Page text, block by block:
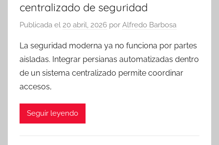
centralizado de seguridad
Publicada el 20 abril, 2026 por Alfredo Barbosa
La seguridad moderna ya no funciona por partes
aisladas. Integrar persianas automatizadas dentro
de un sistema centralizado permite coordinar
accesos,
Seguir leyendo